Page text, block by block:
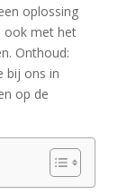
oplossing
ook met het
Onthoud:
bij ons in
op de